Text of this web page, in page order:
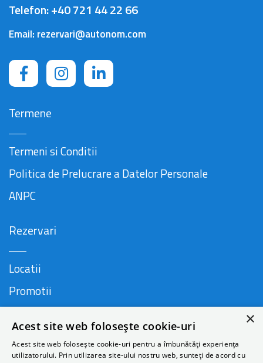
Telefon:+40 721 44 22 66
Email: rezervari@autonom.com
Termene
Termeni si Conditii
Politica de Prelucrare a Datelor Personale
ANPC
Rezervari
Locatii
Promotii
Companie
×
Acest site web folosește cookie-uri
Acest site web folosește cookie-uri pentru a îmbunătăți experiența
utilizatorului. Prin utilizarea site-ului nostru web, sunteți de acord cu